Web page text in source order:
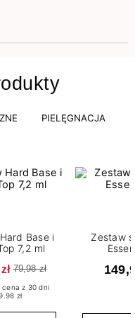
PIELĘGNACJA
Base i
7,2 ml
79,98 zł
cena z 30 dni
zł
Zestaw